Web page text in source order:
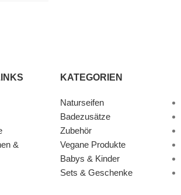
&
KATEGORIEN
Naturseifen
Badezusätze
Zubehör
Vegane Produkte
Babys & Kinder
Sets & Geschenke